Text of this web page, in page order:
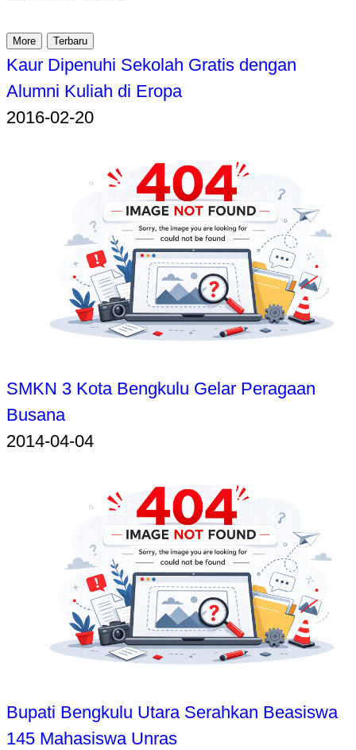
More Terbaru
Kaur Dipenuhi Sekolah Gratis dengan
Alumni Kuliah di Eropa
2016-02-20
SMKN 3 Kota Bengkulu Gelar Peragaan
Busana
2014-04-04
Bupati Bengkulu Utara Serahkan Beasiswa
145 Mahasiswa Unras